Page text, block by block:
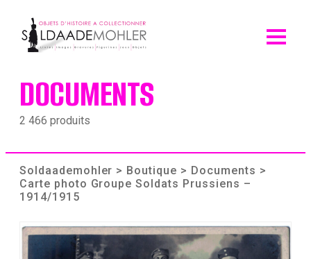
content
DOCUMENTS
2 466 produits
Soldaademohler > Boutique > Documents >
Carte photo Groupe Soldats Prussiens –
1914/1915